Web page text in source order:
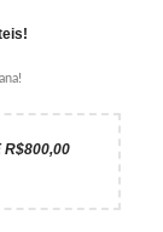
R$800,00